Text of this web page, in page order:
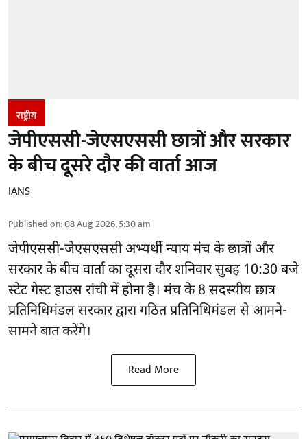
राष्ट्रीय
जेपीएससी-जेएसएससी छात्रों और सरकार
के बीच दूसरे दौर की वार्ता आज
IANS
Published on:08 Aug 2026, 5:30 am
जेपीएससी-जेएसएससी अभ्यर्थीन्याय मंच के छात्रों और
सरकार के बीच वार्ता का दूसरा दौर शनिवार सुबह 10:30 बजे
स्टेट गेस्ट हाउस रांची में होना है। मंच के 8 सदस्यीय छात्र
प्रतिनिधिमंडल सरकार द्वारा गठित प्रतिनिधिमंडल से आमने-
सामने बात करेंगे।
Read More